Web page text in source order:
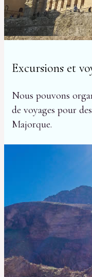
Excursions et
Nous pouvons
de voyages pour
Majorque.